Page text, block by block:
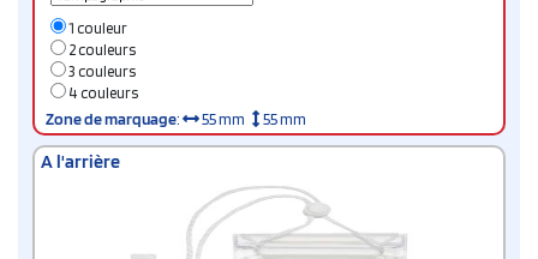
1 couleur
2 couleurs
3 couleurs
4 couleurs
Zone de marquage: 55 mm 55 mm
A l'arrière